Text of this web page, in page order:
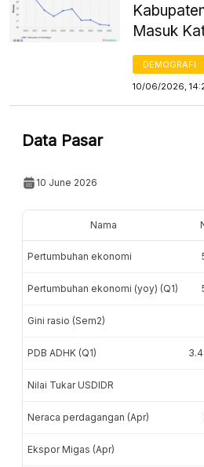
Masuk
DEMOGRAFI
10/06/2026,
Data Pasar
10 June 2026
Nama
Pertumbuhan ekonomi
Pertumbuhan ekonomi (yoy) (Q1)
Gini rasio (Sem2)
PDB ADHK (Q1)
Nilai Tukar USDIDR
Neraca perdagangan (Apr)
Ekspor Migas (Apr)